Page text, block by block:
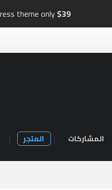
theme only$39
المشاركات المتجر